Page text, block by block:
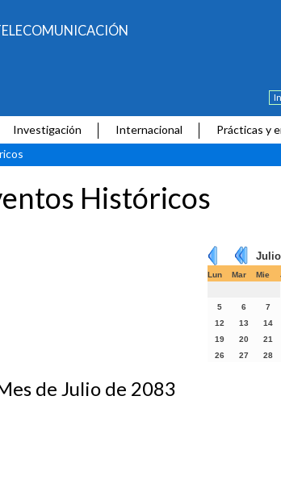
Investigación Internacional
Prácticas y
Históricos
Lun Mar Mie
5
6 7
12
13 14
19
20 21
26
27 28
de Julio de 2083